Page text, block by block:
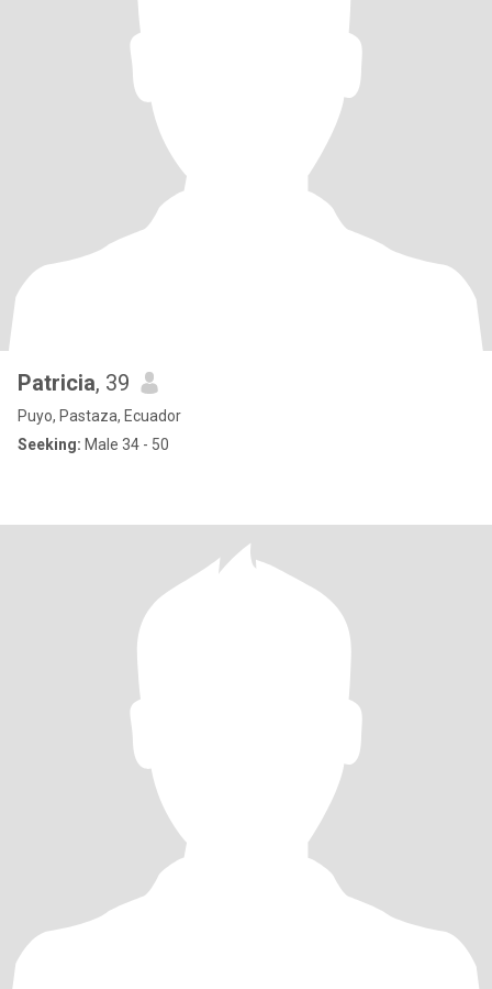
Patricia, 39
Puyo, Pastaza, Ecuador
Seeking: Male 34 - 50